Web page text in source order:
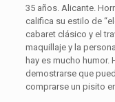
35 años. Alicante.
califica su estilo de
cabaret clásico y el
maquillaje y la
hay es mucho humor.
demostrarse que
comprarse un pisito